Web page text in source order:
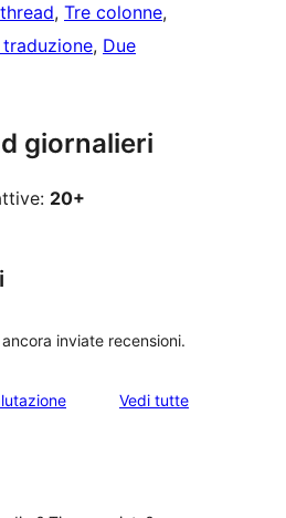
, Tre colonne
, Due
giornalieri
20+
inviate recensioni.
Vedi tuttele